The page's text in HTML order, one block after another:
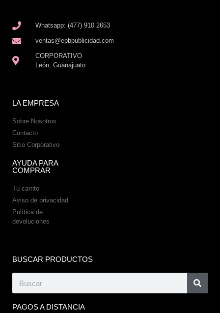
Whatsapp: (477) 910 2653
ventas@epbpublicidad.com
CORPORATIVO
León, Guanajuato
LA EMPRESA
Sobre Nosotros
Contacto
Sitio Corporativo
AYUDA PARA
COMPRAR
Tu carrito
Aviso de privacidad
Política de
devoluciones
BUSCAR PRODUCTOS
PAGOS A DISTANCIA